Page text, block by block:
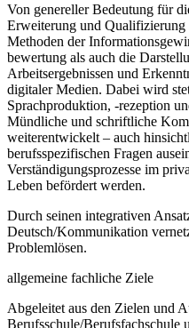
Von genereller Bedeutung für
Erweiterung und Qualifizierung
Methoden der
bewertung als auch die
Arbeitsergebnissen und
digitaler Medien. Dabei wird
Sprachproduktion, -rezeption
Mündliche und schriftliche
weiterentwickelt – auch
berufsspezifischen Fragen
Verständigungsprozesse im
Leben befördert werden.
Durch seinen integrativen
Deutsch/Kommunikation
Problemlösen.
allgemeine fachliche Ziele
Abgeleitet aus den Zielen und
Berufsschule/Berufsfachschule